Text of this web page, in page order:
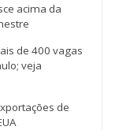
acima da
de 400 vagas
veja
de